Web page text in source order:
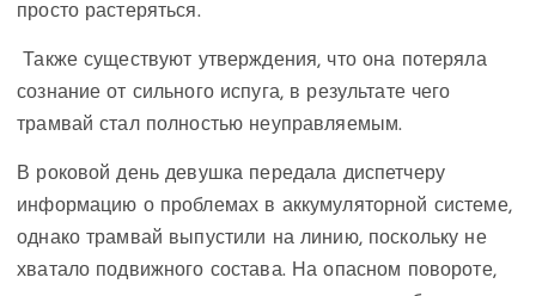
просто растеряться.
Также существуют утверждения, что она потеряла
сознание от сильного испуга, в результате чего
трамвай стал полностью неуправляемым.
В роковой день девушка передала диспетчеру
информацию о проблемах в аккумуляторной системе,
однако трамвай выпустили на линию, поскольку не
хватало подвижного состава. На опасном повороте,